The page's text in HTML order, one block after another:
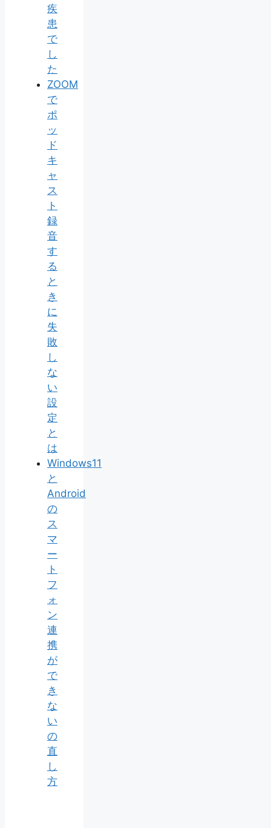
疾
患
で
し
た
ZOOM
で
ポ
ッ
ド
キ
ャ
ス
ト
録
音
す
る
と
き
に
失
敗
し
な
い
設
定
と
は
Windows11
と
Android
の
ス
マ
ー
ト
フ
ォ
ン
連
携
が
で
き
な
い
の
直
し
方